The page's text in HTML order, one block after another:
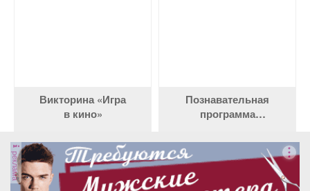
Викторина «Игра
в кино»
Познавательная
программа
культуры»
реклама